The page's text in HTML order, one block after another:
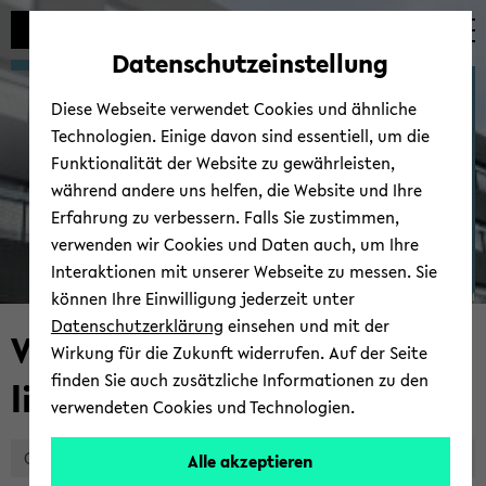
Automatische
vermeiden
zum
wechseln
zum
wechseln
zum
wechseln
Rea­li­ty
© Uni­ver­si­tät Bie­le­feld
Vi­su­al AI for Ex­ten­ded Rea­
li­ty
Over­view
Datenschutzeinstellung
Diese Webseite verwendet Cookies und ähnliche
Technologien. Einige davon sind essentiell, um die
Funktionalität der Website zu gewährleisten,
während andere uns helfen, die Website und Ihre
Erfahrung zu verbessern. Falls Sie zustimmen,
verwenden wir Cookies und Daten auch, um Ihre
Interaktionen mit unserer Webseite zu messen. Sie
können Ihre Einwilligung jederzeit unter
Datenschutzerklärung einsehen und mit der
Wirkung für die Zukunft widerrufen. Auf der Seite
finden Sie auch zusätzliche Informationen zu den
verwendeten Cookies und Technologien.
Alle akzeptieren